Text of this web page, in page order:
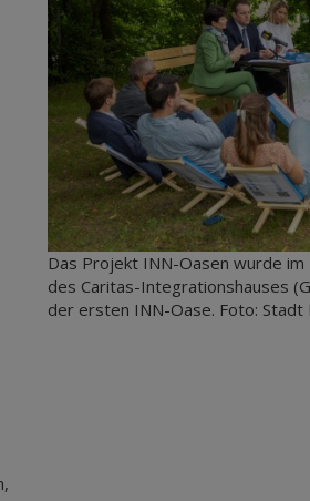
Das Projekt INN-Oasen wurde
des Caritas-Integrationshauses
der ersten INN-Oase. Foto: Stadt